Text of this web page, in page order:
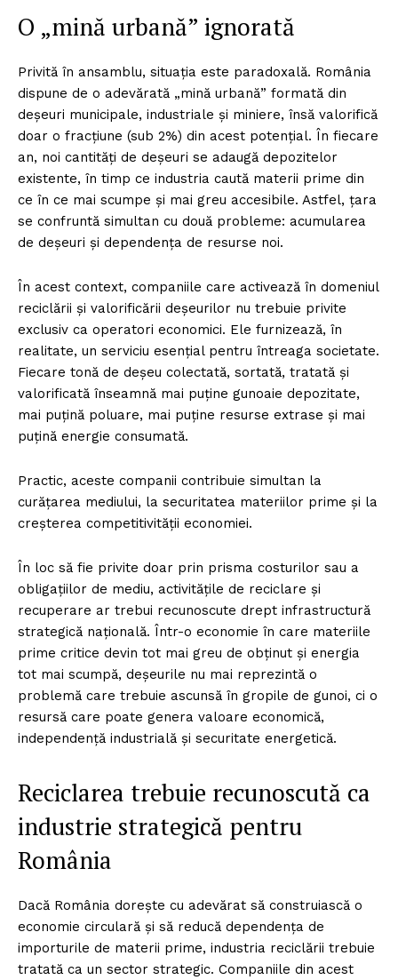
O „mină urbană” ignorată
Privită în ansamblu, situația este paradoxală. România
dispune de o adevărată „mină urbană” formată din
deșeuri municipale, industriale și miniere, însă valorifică
doar o fracțiune (sub 2%) din acest potențial. În fiecare
an, noi cantități de deșeuri se adaugă depozitelor
existente, în timp ce industria caută materii prime din
ce în ce mai scumpe și mai greu accesibile. Astfel, țara
se confruntă simultan cu două probleme: acumularea
de deșeuri și dependența de resurse noi.
În acest context, companiile care activează în domeniul
reciclării și valorificării deșeurilor nu trebuie privite
exclusiv ca operatori economici. Ele furnizează, în
realitate, un serviciu esențial pentru întreaga societate.
Fiecare tonă de deșeu colectată, sortată, tratată și
valorificată înseamnă mai puține gunoaie depozitate,
mai puțină poluare, mai puține resurse extrase și mai
puțină energie consumată.
Practic, aceste companii contribuie simultan la
curățarea mediului, la securitatea materiilor prime și la
creșterea competitivității economiei.
În loc să fie privite doar prin prisma costurilor sau a
obligațiilor de mediu, activitățile de reciclare și
recuperare ar trebui recunoscute drept infrastructură
strategică națională. Într-o economie în care materiile
prime critice devin tot mai greu de obținut și energia
tot mai scumpă, deșeurile nu mai reprezintă o
problemă care trebuie ascunsă în gropile de gunoi, ci o
resursă care poate genera valoare economică,
independență industrială și securitate energetică.
Reciclarea trebuie recunoscută ca
industrie strategică pentru
România
Dacă România dorește cu adevărat să construiască o
economie circulară și să reducă dependența de
importurile de materii prime, industria reciclării trebuie
tratată ca un sector strategic. Companiile din acest